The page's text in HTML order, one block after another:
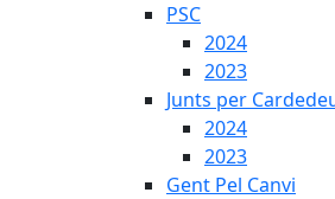
PSC
2024
2023
Junts per
2024
2023
Gent Pel Canvi